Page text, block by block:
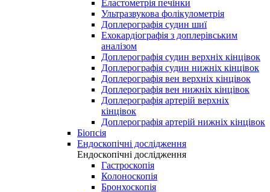
Еластометрія печінки
Ультразвукова фолікулометрія
Доплерографія судин шиї
Ехокардіографія з доплерівським
аналізом
Доплерографія судин верхніх кінцівок
Доплерографія судин нижніх кінцівок
Доплерографія вен верхніх кінцівок
Доплерографія вен нижніх кінцівок
Доплерографія артерій верхніх
кінцівок
Доплерографія артерій нижніх кінцівок
Біопсія
Ендоскопічні дослідження
Ендоскопічні дослідження
Гастроскопія
Колоноскопія
Бронхоскопія